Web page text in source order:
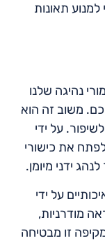
תאונות
נהיגה שלנו
משוב זה הוא
על ידי
לפתח את כישורי
ידני מיומן.
על ידי
מודרניות,
זו מבטיחה